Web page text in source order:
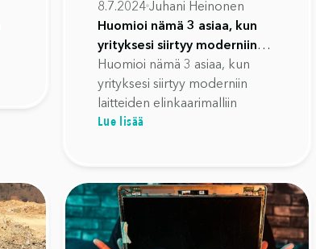
8.7.2024 Juhani Heinonen
Huomioi nämä 3 asiaa, kun
yrityksesi siirtyy moderniin
laitteiden elinkaarimalliin
Huomioi nämä 3 asiaa, kun
yrityksesi siirtyy moderniin
laitteiden elinkaarimalliin
Lue lisää